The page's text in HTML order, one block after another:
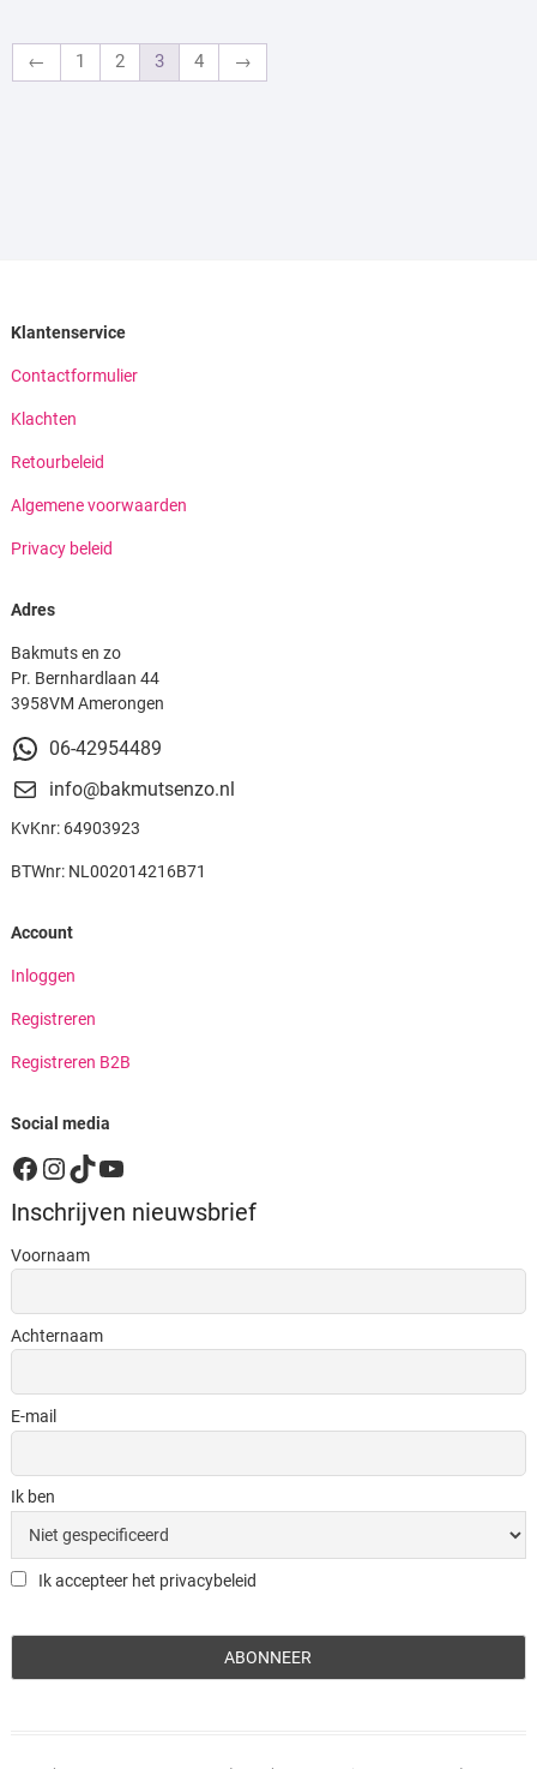
← 1 2 3 4 →
Klantenservice
Contactformulier
Klachten
Retourbeleid
Algemene voorwaarden
Privacy beleid
Adres
Bakmuts en zo
Pr. Bernhardlaan 44
3958VM Amerongen
06-42954489
info@bakmutsenzo.nl
KvKnr: 64903923
BTWnr: NL002014216B71
Account
Inloggen
Registreren
Registreren B2B
Social media
Facebook
Instagram
TikTok
YouTube
Inschrijven nieuwsbrief
Voornaam
Achternaam
E-mail
Ik ben
Ik accepteer het privacybeleid